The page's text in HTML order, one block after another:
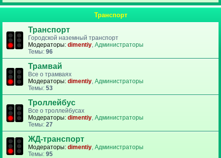
Транспорт
Транспорт
Городской наземный транспорт
Модераторы: dimentiy, Администраторы
Темы: 96
Трамвай
Все о трамваях
Модераторы: dimentiy, Администраторы
Темы: 53
Троллейбус
Все о троллейбусах
Модераторы: dimentiy, Администраторы
Темы: 27
ЖД-транспорт
Модераторы: dimentiy, Администраторы
Темы: 95